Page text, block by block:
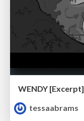
WENDY [Excerpt]
tessaabrams